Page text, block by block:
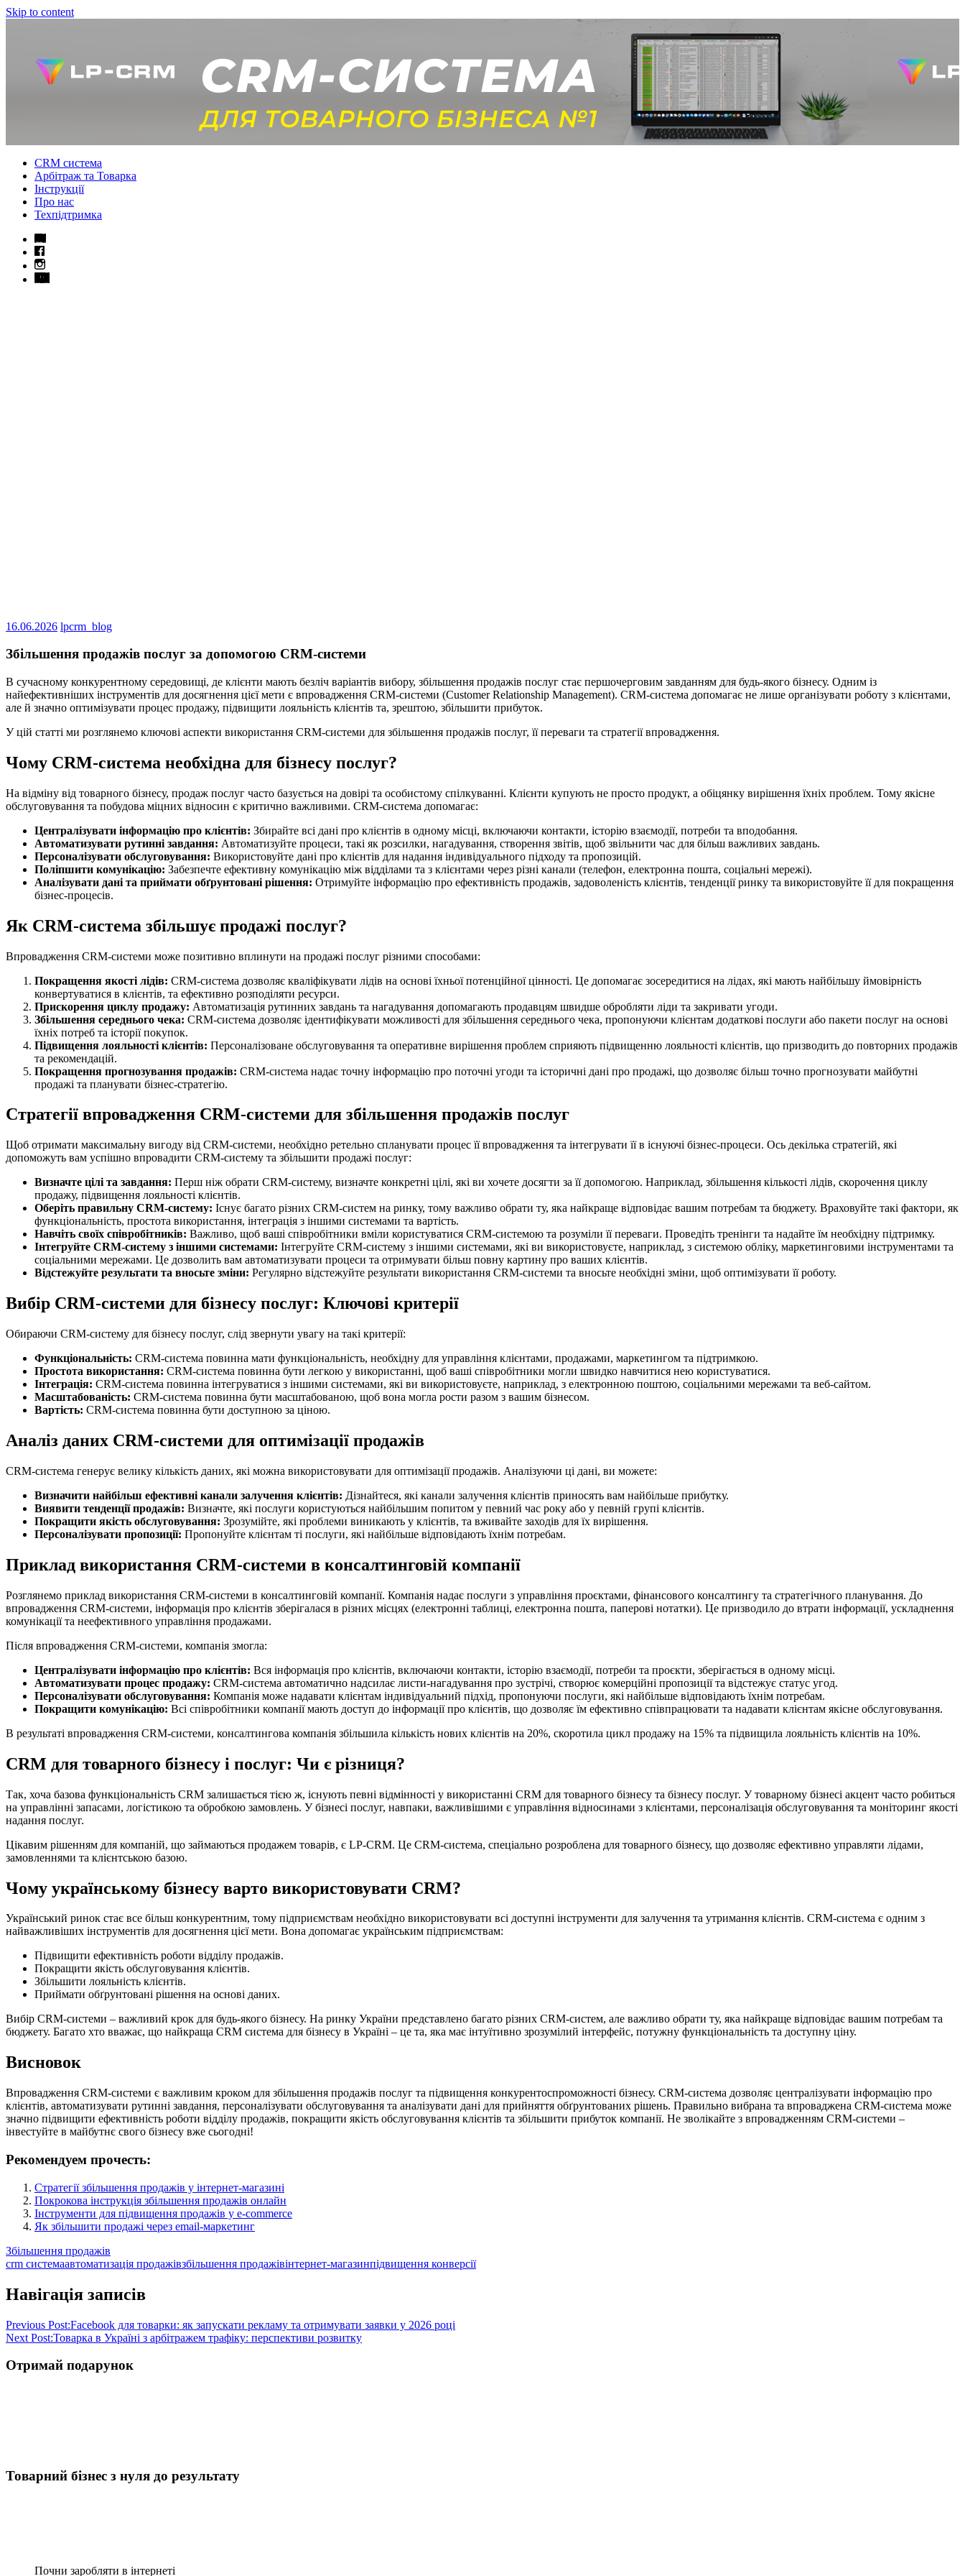
Skip to content
CRM система
Арбітраж та Товарка
Інструкції
Про нас
Техпідтримка
16.06.2026 lpcrm_blog
Збільшення продажів послуг за допомогою CRM-системи
В сучасному конкурентному середовищі, де клієнти мають безліч варіантів вибору, збільшення продажів послуг стає першочерговим завданням для будь-якого бізнесу. Одним із
найефективніших інструментів для досягнення цієї мети є впровадження CRM-системи (Customer Relationship Management). CRM-система допомагає не лише організувати роботу з клієнтами,
але й значно оптимізувати процес продажу, підвищити лояльність клієнтів та, зрештою, збільшити прибуток.
У цій статті ми розглянемо ключові аспекти використання CRM-системи для збільшення продажів послуг, її переваги та стратегії впровадження.
Чому CRM-система необхідна для бізнесу послуг?
На відміну від товарного бізнесу, продаж послуг часто базується на довірі та особистому спілкуванні. Клієнти купують не просто продукт, а обіцянку вирішення їхніх проблем. Тому якісне
обслуговування та побудова міцних відносин є критично важливими. CRM-система допомагає:
Централізувати інформацію про клієнтів: Збирайте всі дані про клієнтів в одному місці, включаючи контакти, історію взаємодії, потреби та вподобання.
Автоматизувати рутинні завдання: Автоматизуйте процеси, такі як розсилки, нагадування, створення звітів, щоб звільнити час для більш важливих завдань.
Персоналізувати обслуговування: Використовуйте дані про клієнтів для надання індивідуального підходу та пропозицій.
Поліпшити комунікацію: Забезпечте ефективну комунікацію між відділами та з клієнтами через різні канали (телефон, електронна пошта, соціальні мережі).
Аналізувати дані та приймати обґрунтовані рішення: Отримуйте інформацію про ефективність продажів, задоволеність клієнтів, тенденції ринку та використовуйте її для покращення
бізнес-процесів.
Як CRM-система збільшує продажі послуг?
Впровадження CRM-системи може позитивно вплинути на продажі послуг різними способами:
Покращення якості лідів: CRM-система дозволяє кваліфікувати лідів на основі їхньої потенційної цінності. Це допомагає зосередитися на лідах, які мають найбільшу ймовірність
конвертуватися в клієнтів, та ефективно розподіляти ресурси.
Прискорення циклу продажу: Автоматизація рутинних завдань та нагадування допомагають продавцям швидше обробляти ліди та закривати угоди.
Збільшення середнього чека: CRM-система дозволяє ідентифікувати можливості для збільшення середнього чека, пропонуючи клієнтам додаткові послуги або пакети послуг на основі
їхніх потреб та історії покупок.
Підвищення лояльності клієнтів: Персоналізоване обслуговування та оперативне вирішення проблем сприяють підвищенню лояльності клієнтів, що призводить до повторних продажів
та рекомендацій.
Покращення прогнозування продажів: CRM-система надає точну інформацію про поточні угоди та історичні дані про продажі, що дозволяє більш точно прогнозувати майбутні
продажі та планувати бізнес-стратегію.
Стратегії впровадження CRM-системи для збільшення продажів послуг
Щоб отримати максимальну вигоду від CRM-системи, необхідно ретельно спланувати процес її впровадження та інтегрувати її в існуючі бізнес-процеси. Ось декілька стратегій, які
допоможуть вам успішно впровадити CRM-систему та збільшити продажі послуг:
Визначте цілі та завдання: Перш ніж обрати CRM-систему, визначте конкретні цілі, які ви хочете досягти за її допомогою. Наприклад, збільшення кількості лідів, скорочення циклу
продажу, підвищення лояльності клієнтів.
Оберіть правильну CRM-систему: Існує багато різних CRM-систем на ринку, тому важливо обрати ту, яка найкраще відповідає вашим потребам та бюджету. Враховуйте такі фактори, як
функціональність, простота використання, інтеграція з іншими системами та вартість.
Навчіть своїх співробітників: Важливо, щоб ваші співробітники вміли користуватися CRM-системою та розуміли її переваги. Проведіть тренінги та надайте їм необхідну підтримку.
Інтегруйте CRM-систему з іншими системами: Інтегруйте CRM-систему з іншими системами, які ви використовуєте, наприклад, з системою обліку, маркетинговими інструментами та
соціальними мережами. Це дозволить вам автоматизувати процеси та отримувати більш повну картину про ваших клієнтів.
Відстежуйте результати та вносьте зміни: Регулярно відстежуйте результати використання CRM-системи та вносьте необхідні зміни, щоб оптимізувати її роботу.
Вибір CRM-системи для бізнесу послуг: Ключові критерії
Обираючи CRM-систему для бізнесу послуг, слід звернути увагу на такі критерії:
Функціональність: CRM-система повинна мати функціональність, необхідну для управління клієнтами, продажами, маркетингом та підтримкою.
Простота використання: CRM-система повинна бути легкою у використанні, щоб ваші співробітники могли швидко навчитися нею користуватися.
Інтеграція: CRM-система повинна інтегруватися з іншими системами, які ви використовуєте, наприклад, з електронною поштою, соціальними мережами та веб-сайтом.
Масштабованість: CRM-система повинна бути масштабованою, щоб вона могла рости разом з вашим бізнесом.
Вартість: CRM-система повинна бути доступною за ціною.
Аналіз даних CRM-системи для оптимізації продажів
CRM-система генерує велику кількість даних, які можна використовувати для оптимізації продажів. Аналізуючи ці дані, ви можете:
Визначити найбільш ефективні канали залучення клієнтів: Дізнайтеся, які канали залучення клієнтів приносять вам найбільше прибутку.
Виявити тенденції продажів: Визначте, які послуги користуються найбільшим попитом у певний час року або у певній групі клієнтів.
Покращити якість обслуговування: Зрозумійте, які проблеми виникають у клієнтів, та вживайте заходів для їх вирішення.
Персоналізувати пропозиції: Пропонуйте клієнтам ті послуги, які найбільше відповідають їхнім потребам.
Приклад використання CRM-системи в консалтинговій компанії
Розглянемо приклад використання CRM-системи в консалтинговій компанії. Компанія надає послуги з управління проєктами, фінансового консалтингу та стратегічного планування. До
впровадження CRM-системи, інформація про клієнтів зберігалася в різних місцях (електронні таблиці, електронна пошта, паперові нотатки). Це призводило до втрати інформації, ускладнення
комунікації та неефективного управління продажами.
Після впровадження CRM-системи, компанія змогла:
Централізувати інформацію про клієнтів: Вся інформація про клієнтів, включаючи контакти, історію взаємодії, потреби та проєкти, зберігається в одному місці.
Автоматизувати процес продажу: CRM-система автоматично надсилає листи-нагадування про зустрічі, створює комерційні пропозиції та відстежує статус угод.
Персоналізувати обслуговування: Компанія може надавати клієнтам індивідуальний підхід, пропонуючи послуги, які найбільше відповідають їхнім потребам.
Покращити комунікацію: Всі співробітники компанії мають доступ до інформації про клієнтів, що дозволяє їм ефективно співпрацювати та надавати клієнтам якісне обслуговування.
В результаті впровадження CRM-системи, консалтингова компанія збільшила кількість нових клієнтів на 20%, скоротила цикл продажу на 15% та підвищила лояльність клієнтів на 10%.
CRM для товарного бізнесу і послуг: Чи є різниця?
Так, хоча базова функціональність CRM залишається тією ж, існують певні відмінності у використанні CRM для товарного бізнесу та бізнесу послуг. У товарному бізнесі акцент часто робиться
на управлінні запасами, логістикою та обробкою замовлень. У бізнесі послуг, навпаки, важливішими є управління відносинами з клієнтами, персоналізація обслуговування та моніторинг якості
надання послуг.
Цікавим рішенням для компаній, що займаються продажем товарів, є LP-CRM. Це CRM-система, спеціально розроблена для товарного бізнесу, що дозволяє ефективно управляти лідами,
замовленнями та клієнтською базою.
Чому українському бізнесу варто використовувати CRM?
Український ринок стає все більш конкурентним, тому підприємствам необхідно використовувати всі доступні інструменти для залучення та утримання клієнтів. CRM-система є одним з
найважливіших інструментів для досягнення цієї мети. Вона допомагає українським підприємствам:
Підвищити ефективність роботи відділу продажів.
Покращити якість обслуговування клієнтів.
Збільшити лояльність клієнтів.
Приймати обґрунтовані рішення на основі даних.
Вибір CRM-системи – важливий крок для будь-якого бізнесу. На ринку України представлено багато різних CRM-систем, але важливо обрати ту, яка найкраще відповідає вашим потребам та
бюджету. Багато хто вважає, що найкраща CRM система для бізнесу в Україні – це та, яка має інтуїтивно зрозумілий інтерфейс, потужну функціональність та доступну ціну.
Висновок
Впровадження CRM-системи є важливим кроком для збільшення продажів послуг та підвищення конкурентоспроможності бізнесу. CRM-система дозволяє централізувати інформацію про
клієнтів, автоматизувати рутинні завдання, персоналізувати обслуговування та аналізувати дані для прийняття обґрунтованих рішень. Правильно вибрана та впроваджена CRM-система може
значно підвищити ефективність роботи відділу продажів, покращити якість обслуговування клієнтів та збільшити прибуток компанії. Не зволікайте з впровадженням CRM-системи –
інвестуйте в майбутнє свого бізнесу вже сьогодні!
Рекомендуем прочесть:
Стратегії збільшення продажів у інтернет-магазині
Покрокова інструкція збільшення продажів онлайн
Інструменти для підвищення продажів у e-commerce
Як збільшити продажі через email-маркетинг
Збільшення продажів
crm системаавтоматизація продажівзбільшення продажівінтернет-магазинпідвищення конверсії
Навігація записів
Previous Post:Facebook для товарки: як запускати рекламу та отримувати заявки у 2026 році
Next Post:Товарка в Україні з арбітражем трафіку: перспективи розвитку
Отримай подарунок
Товарний бізнес з нуля до результату
Почни заробляти в інтернеті